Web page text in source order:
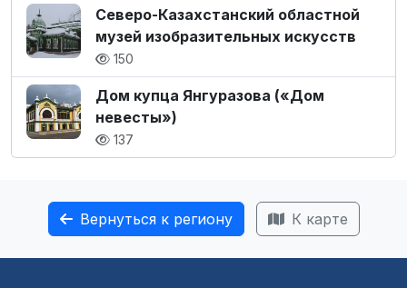
Северо-Казахстанский областной
музей изобразительных искусств
150
Дом купца Янгуразова («Дом
невесты»)
137
Вернуться к региону К карте